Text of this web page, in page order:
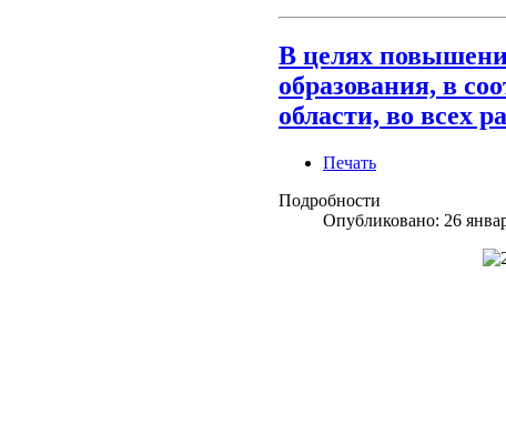
В целях
образования, в
области, во всех
Печать
Подробности
Опубликовано: 26